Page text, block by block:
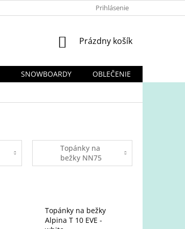
PODMIENKY OCHRANY
Prihlásenie
NÁKUPNÝ
Prázdny košík
SNOWBOARDY OBLEČENIE
Topánky na
bežky NN75
Topánky na bežky
Alpina T 10 EVE -